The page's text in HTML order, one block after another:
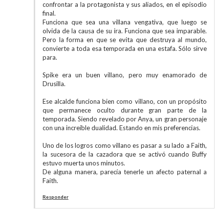
confrontar a la protagonista y sus aliados, en el episodio
final.
Funciona que sea una villana vengativa, que luego se
olvida de la causa de su ira. Funciona que sea imparable.
Pero la forma en que se evita que destruya al mundo,
convierte a toda esa temporada en una estafa. Sólo sirve
para.
Spike era un buen villano, pero muy enamorado de
Drusilla.
Ese alcalde funciona bien como villano, con un propósito
que permanece oculto durante gran parte de la
temporada. Siendo revelado por Anya, un gran personaje
con una increíble dualidad. Estando en mis preferencias.
Uno de los logros como villano es pasar a su lado a Faith,
la sucesora de la cazadora que se activó cuando Buffy
estuvo muerta unos minutos.
De alguna manera, parecía tenerle un afecto paternal a
Faith.
Responder